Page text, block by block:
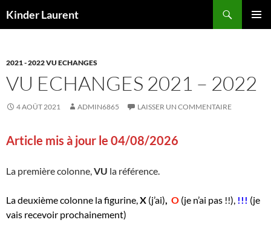
auKinder Laurent
2021 - 2022 VU ECHANGES
VU ECHANGES 2021 – 2022
4 AOÛT 2021 ADMIN6865 LAISSER UN COMMENTAIRE
Article mis à jour le 04/08/2026
La première colonne,VU la référence.
La deuxième colonne la figurine,X (j’ai), O (je n’ai pas !!), !!! (je
vais recevoir prochainement)